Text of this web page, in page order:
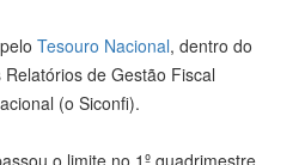
Tesouro Nacional, dentro do
de Gestão Fiscal
(o Siconfi).
o limite no 1º quadrimestre